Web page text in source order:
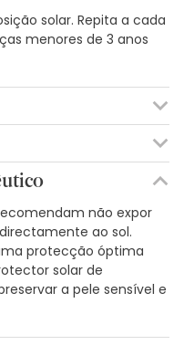
solar. Repita a cada
menores de 3 anos
AQUA.
15 BENZOATO DE
DE DIISOPROPILO.
TRISILOXANE.
PASSA? ESTEARATO DE
ÁCIDO PALMÍTICO.
FOSFATO DE POTÁSSIO
ESTEÁRICO. DIÓXIDO DE
TEREFTALILIDENO
não expor
ao sol.
protecção óptima
solar de
a pele sensível e